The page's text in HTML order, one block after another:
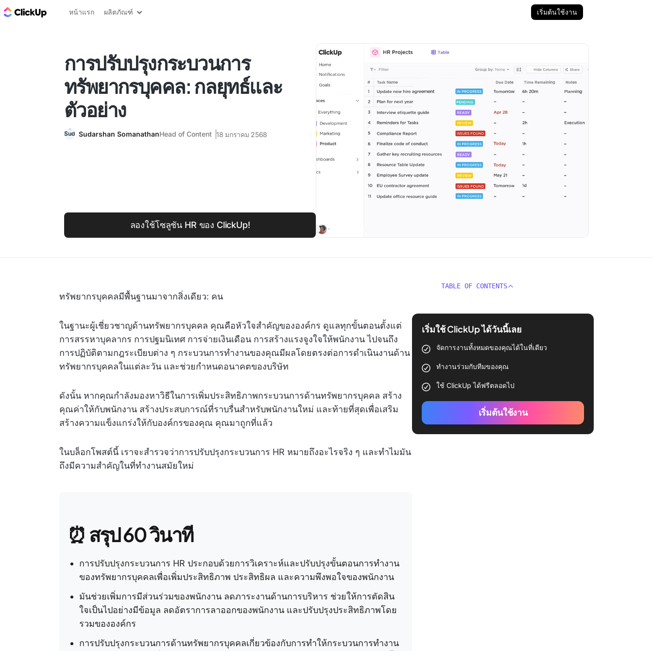
บล็อก ClickUp
หน้าแรก ผลิตภัณฑ์ เริ่มต้นใช้งาน
การปรับปรุงกระบวนการ
ทรัพยากรบุคคล: กลยุทธ์และ
ตัวอย่าง
Sudarshan SomanathanHead of Content 18 มกราคม 2568
ลองใช้โซลูชัน HR ของ ClickUp!
ทรัพยากรบุคคลมีพื้นฐานมาจากสิ่งเดียว: คน
ในฐานะผู้เชี่ยวชาญด้านทรัพยากรบุคคล คุณคือหัวใจสำคัญขององค์กร ดูแลทุกขั้นตอนตั้งแต่
การสรรหาบุคลากร การปฐมนิเทศ การจ่ายเงินเดือน การสร้างแรงจูงใจให้พนักงาน ไปจนถึง
การปฏิบัติตามกฎระเบียบต่าง ๆ กระบวนการทำงานของคุณมีผลโดยตรงต่อการดำเนินงานด้าน
ทรัพยากรบุคคลในแต่ละวัน และช่วยกำหนดอนาคตของบริษัท
ดังนั้น หากคุณกำลังมองหาวิธีในการเพิ่มประสิทธิภาพกระบวนการด้านทรัพยากรบุคคล สร้าง
คุณค่าให้กับพนักงาน สร้างประสบการณ์ที่ราบรื่นสำหรับพนักงานใหม่ และท้ายที่สุดเพื่อเสริม
สร้างความแข็งแกร่งให้กับองค์กรของคุณ คุณมาถูกที่แล้ว
ในบล็อกโพสต์นี้ เราจะสำรวจว่าการปรับปรุงกระบวนการ HR หมายถึงอะไรจริง ๆ และทำไมมัน
ถึงมีความสำคัญในที่ทำงานสมัยใหม่
⏰ สรุป 60 วินาที
การปรับปรุงกระบวนการ HR ประกอบด้วยการวิเคราะห์และปรับปรุงขั้นตอนการทำงาน
ของทรัพยากรบุคคลเพื่อเพิ่มประสิทธิภาพ ประสิทธิผล และความพึงพอใจของพนักงาน
มันช่วยเพิ่มการมีส่วนร่วมของพนักงาน ลดภาระงานด้านการบริหาร ช่วยให้การตัดสิน
ใจเป็นไปอย่างมีข้อมูล ลดอัตราการลาออกของพนักงาน และปรับปรุงประสิทธิภาพโดย
รวมขององค์กร
การปรับปรุงกระบวนการด้านทรัพยากรบุคคลเกี่ยวข้องกับการทำให้กระบวนการทำงาน
TABLE OF CONTENTS
เริ่มใช้ ClickUp ได้วันนี้เลย
จัดการงานทั้งหมดของคุณได้ในที่เดียว
ทำงานร่วมกับทีมของคุณ
ใช้ ClickUp ได้ฟรีตลอดไป
เริ่มต้นใช้งาน